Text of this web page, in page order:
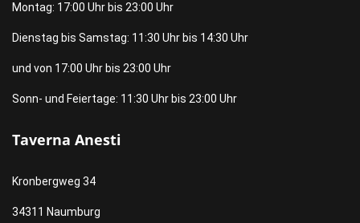
Montag: 17:00 Uhr bis 23:00 Uhr
Dienstag bis Samstag: 11:30 Uhr bis 14:30 Uhr
und von 17:00 Uhr bis 23:00 Uhr
Sonn- und Feiertage: 11:30 Uhr bis 23:00 Uhr
Taverna Anesti
Kronbergweg 34
34311 Naumburg